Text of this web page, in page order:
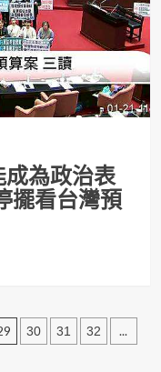
為政治表
擺看台灣預
30 31 32 ...